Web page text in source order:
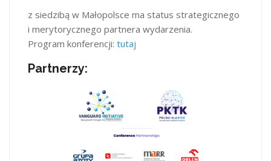
z siedzibą w Małopolsce ma status strategicznego
i merytorycznego partnera wydarzenia.
Program konferencji: tutaj
Partnerzy: